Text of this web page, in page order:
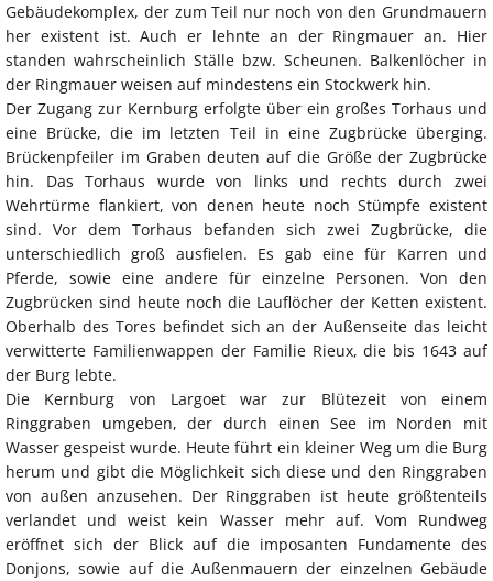
Gebäudekomplex, der zum Teil nur noch von den Grundmauern
her existent ist. Auch er lehnte an der Ringmauer an. Hier
standen wahrscheinlich Ställe bzw. Scheunen. Balkenlöcher in
der Ringmauer weisen auf mindestens ein Stockwerk hin.
Der Zugang zur Kernburg erfolgte über ein großes Torhaus und
eine Brücke, die im letzten Teil in eine Zugbrücke überging.
Brückenpfeiler im Graben deuten auf die Größe der Zugbrücke
hin. Das Torhaus wurde von links und rechts durch zwei
Wehrtürme flankiert, von denen heute noch Stümpfe existent
sind. Vor dem Torhaus befanden sich zwei Zugbrücke, die
unterschiedlich groß ausfielen. Es gab eine für Karren und
Pferde, sowie eine andere für einzelne Personen. Von den
Zugbrücken sind heute noch die Lauflöcher der Ketten existent.
Oberhalb des Tores befindet sich an der Außenseite das leicht
verwitterte Familienwappen der Familie Rieux, die bis 1643 auf
der Burg lebte.
Die Kernburg von Largoet war zur Blütezeit von einem
Ringgraben umgeben, der durch einen See im Norden mit
Wasser gespeist wurde. Heute führt ein kleiner Weg um die Burg
herum und gibt die Möglichkeit sich diese und den Ringgraben
von außen anzusehen. Der Ringgraben ist heute größtenteils
verlandet und weist kein Wasser mehr auf. Vom Rundweg
eröffnet sich der Blick auf die imposanten Fundamente des
Donjons, sowie auf die Außenmauern der einzelnen Gebäude